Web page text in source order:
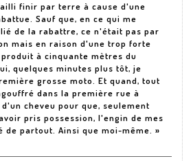
finir par terre à cause d'une
Sauf que, en ce qui me
de la rabattre, ce n'était pas par
mais en raison d'une trop forte
à cinquante mètres du
quelques minutes plus tôt, je
grosse moto. Et quand, tout
dans la première rue à
cheveu pour que, seulement
pris possession, l'engin de mes
de partout. Ainsi que moi-même. »